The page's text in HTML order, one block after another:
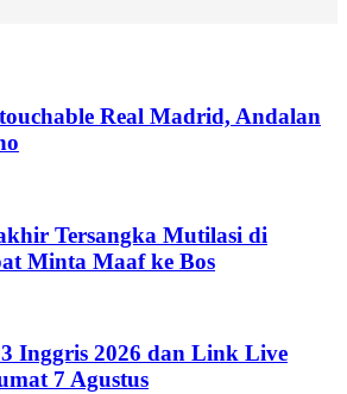
Real Madrid, Andalan
Tersangka Mutilasi di
Minta Maaf ke Bos
Inggris 2026 dan Link Live
7 Agustus